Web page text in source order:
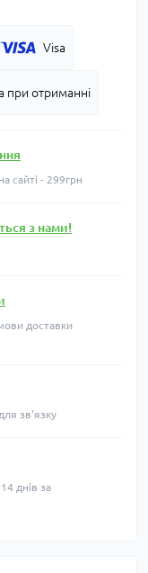
Visa
при отриманні
сайті - 299грн
з нами!
доставки
зв'язку
днів за